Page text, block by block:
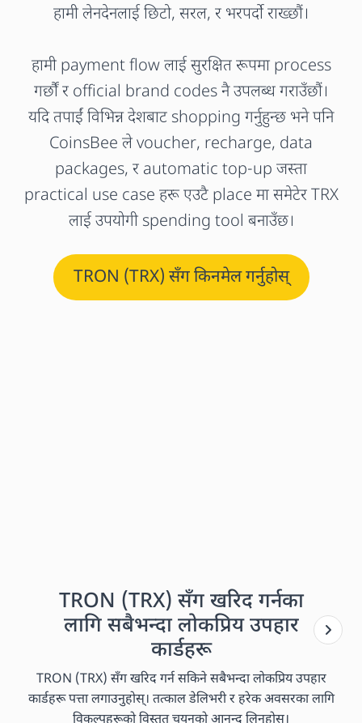
हामी लेनदेनलाई छिटो, सरल, र भरपर्दो राख्छौं।
हामी payment flow लाई सुरक्षित रूपमा process
गर्छौं र official brand codes नै उपलब्ध गराउँछौं।
यदि तपाईं विभिन्न देशबाट shopping गर्नुहुन्छ भने पनि
CoinsBee ले voucher, recharge, data
packages, र automatic top-up जस्ता
practical use case हरू एउटै place मा समेटेर TRX
लाई उपयोगी spending tool बनाउँछ।
TRON (TRX) सँग किनमेल गर्नुहोस्
TRON (TRX) सँग खरिद गर्नका
लागि सबैभन्दा लोकप्रिय उपहार
कार्डहरू
TRON (TRX) सँग खरिद गर्न सकिने सबैभन्दा लोकप्रिय उपहार
कार्डहरू पत्ता लगाउनुहोस्। तत्काल डेलिभरी र हरेक अवसरका लागि